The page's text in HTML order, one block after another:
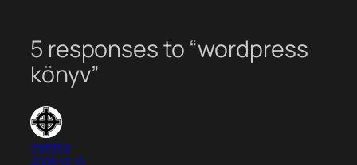
5 responses to “wordpress
könyv”
meNtha
2008-01-15